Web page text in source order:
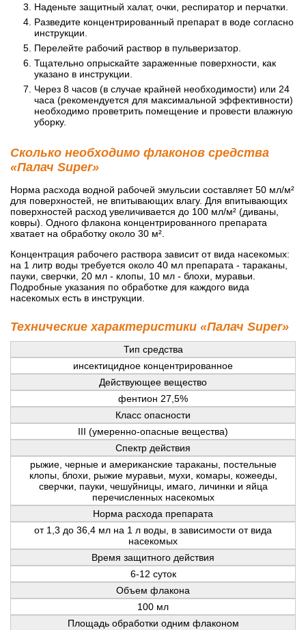
Наденьте защитный халат, очки, респиратор и перчатки.
Разведите концентрированный препарат в воде согласно
инструкции.
Перелейте рабочий раствор в пульверизатор.
Тщательно опрыскайте зараженные поверхности, как
указано в инструкции.
Через 8 часов (в случае крайней необходимости) или 24
часа (рекомендуется для максимальной эффективности)
необходимо проветрить помещение и провести влажную
уборку.
Сколько необходимо флаконов средства
«Палач Super»
Норма расхода водной рабочей эмульсии составляет 50 мл/м²
для поверхностей, не впитывающих влагу. Для впитывающих
поверхностей расход увеличивается до 100 мл/м² (диваны,
ковры). Одного флакона концентрированного препарата
хватает на обработку около 30 м².
Концентрация рабочего раствора зависит от вида насекомых:
на 1 литр воды требуется около 40 мл препарата - тараканы,
пауки, сверчки, 20 мл - клопы, 10 мл - блохи, муравьи.
Подробные указания по обработке для каждого вида
насекомых есть в инструкции.
Технические характеристики «Палач Super»
Тип средства
инсектицидное концентрированное
Действующее вещество
фентион 27,5%
Класс опасности
III (умеренно-опасные вещества)
Спектр действия
рыжие, черные и американские тараканы, постельные
клопы, блохи, рыжие муравьи, мухи, комары, кожееды,
сверчки, пауки, чешуйницы, имаго, личинки и яйца
перечисленных насекомых
Норма расхода препарата
от 1,3 до 36,4 мл на 1 л воды, в зависимости от вида
насекомых
Время защитного действия
6-12 суток
Объем флакона
100 мл
Площадь обработки одним флаконом